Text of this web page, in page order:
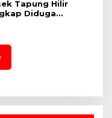
Tapung Hilir
Diduga